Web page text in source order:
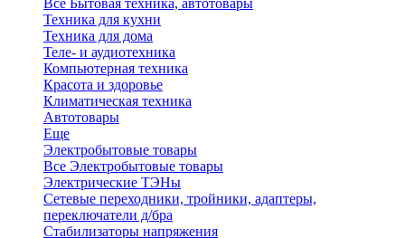
Все Бытовая техника, автотовары
Техника для кухни
Техника для дома
Теле- и аудиотехника
Компьютерная техника
Красота и здоровье
Климатическая техника
Автотовары
Еще
Электробытовые товары
Все Электробытовые товары
Электрические ТЭНы
Сетевые переходники, тройники, адаптеры,
переключатели д/бра
Стабилизаторы напряжения